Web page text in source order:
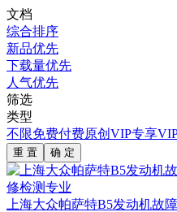
文档
综合排序
新品优先
下载量优先
人气优先
筛选
类型
不限免费付费原创 VIP专享
重 置 确 定
上海大众帕萨特B5发动机故